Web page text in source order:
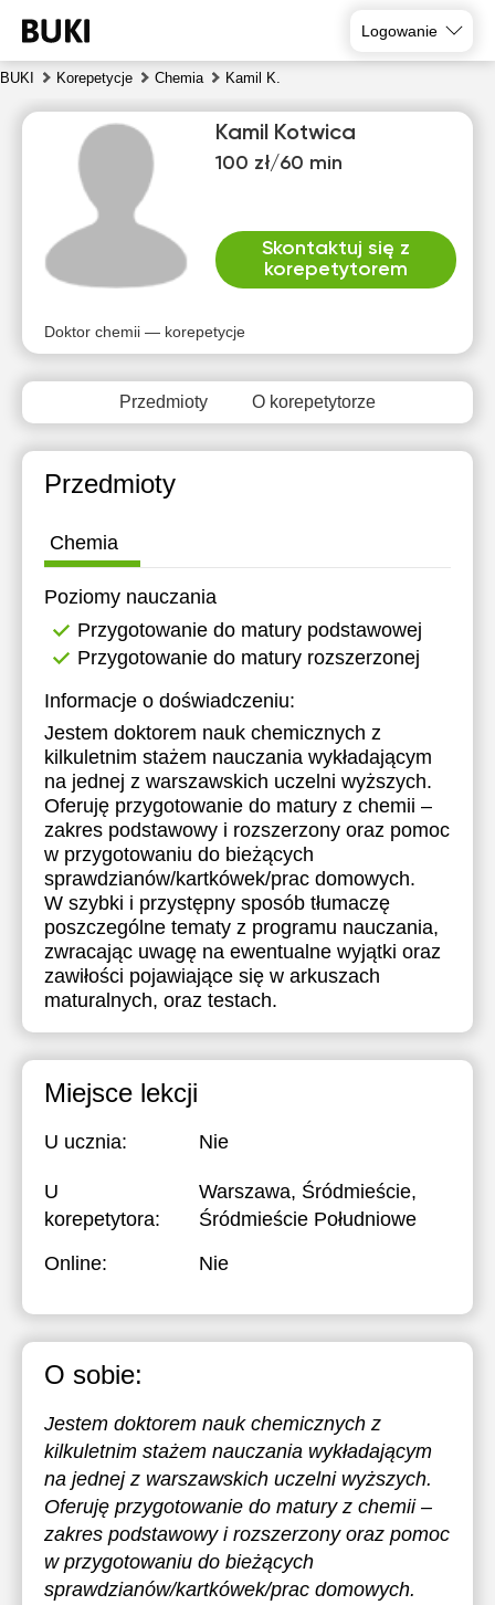
Logowanie
BUKI Korepetycje Chemia Kamil K.
Kamil Kotwica
100 zł/60 min
Skontaktuj się z
korepetytorem
Doktor chemii — korepetycje
Przedmioty O korepetytorze
Przedmioty
Chemia
Poziomy nauczania
Przygotowanie do matury podstawowej
Przygotowanie do matury rozszerzonej
Informacje o doświadczeniu:
Jestem doktorem nauk chemicznych z
kilkuletnim stażem nauczania wykładającym
na jednej z warszawskich uczelni wyższych.
Oferuję przygotowanie do matury z chemii –
zakres podstawowy i rozszerzony oraz pomoc
w przygotowaniu do bieżących
sprawdzianów/kartkówek/prac domowych.
W szybki i przystępny sposób tłumaczę
poszczególne tematy z programu nauczania,
zwracając uwagę na ewentualne wyjątki oraz
zawiłości pojawiające się w arkuszach
maturalnych, oraz testach.
Miejsce lekcji
U ucznia: Nie
U
korepetytora:
Warszawa, Śródmieście,
Śródmieście Południowe
Online:
Nie
O sobie:
Jestem doktorem nauk chemicznych z
kilkuletnim stażem nauczania wykładającym
na jednej z warszawskich uczelni wyższych.
Oferuję przygotowanie do matury z chemii –
zakres podstawowy i rozszerzony oraz pomoc
w przygotowaniu do bieżących
sprawdzianów/kartkówek/prac domowych.
8
9
10
Brak
dostępnych
terminów
Brak
dostępnych
terminów
Brak
dostępnych
terminów
Brak
dostępnych
terminów
Brak
dostępnych
terminów
Brak
terminów